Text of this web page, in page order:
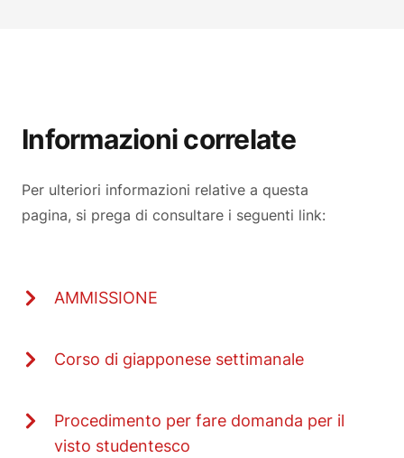
Informazioni correlate
Per ulteriori informazioni relative a questa
pagina, si prega di consultare i seguenti link:
AMMISSIONE
Corso di giapponese settimanale
Procedimento per fare domanda per il
visto studentesco